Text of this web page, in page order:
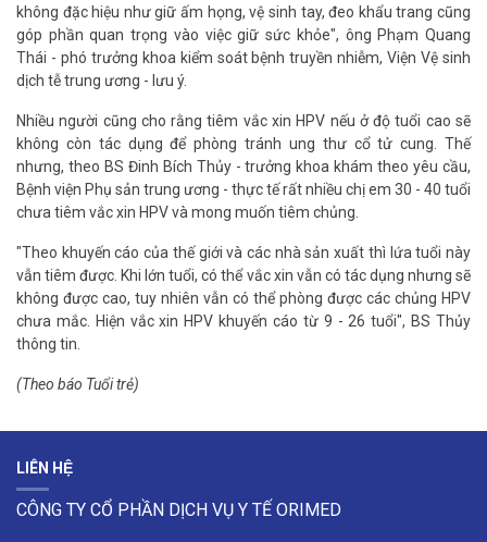
không đặc hiệu như giữ ấm họng, vệ sinh tay, đeo khẩu trang cũng
góp phần quan trọng vào việc giữ sức khỏe", ông Phạm Quang
Thái - phó trưởng khoa kiểm soát bệnh truyền nhiễm, Viện Vệ sinh
dịch tễ trung ương - lưu ý.
Nhiều người cũng cho rằng tiêm vắc xin HPV nếu ở độ tuổi cao sẽ
không còn tác dụng để phòng tránh ung thư cổ tử cung. Thế
nhưng, theo BS Đinh Bích Thủy - trưởng khoa khám theo yêu cầu,
Bệnh viện Phụ sản trung ương - thực tế rất nhiều chị em 30 - 40 tuổi
chưa tiêm vắc xin HPV và mong muốn tiêm chủng.
"Theo khuyến cáo của thế giới và các nhà sản xuất thì lứa tuổi này
vẫn tiêm được. Khi lớn tuổi, có thể vắc xin vẫn có tác dụng nhưng sẽ
không được cao, tuy nhiên vẫn có thể phòng được các chủng HPV
chưa mắc. Hiện vắc xin HPV khuyến cáo từ 9 - 26 tuổi", BS Thủy
thông tin.
(Theo báo Tuổi trẻ)
LIÊN HỆ
CÔNG TY CỔ PHẦN DỊCH VỤ Y TẾ ORIMED